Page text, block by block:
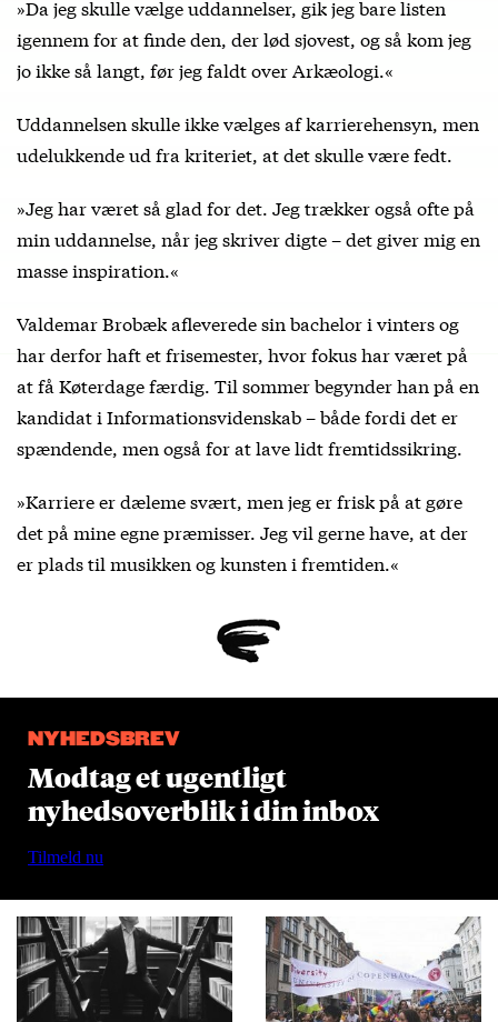
»Da jeg skulle vælge uddannelser, gik jeg bare listen
igennem for at finde den, der lød sjovest, og så kom jeg
jo ikke så langt, før jeg faldt over Arkæologi.«
Uddannelsen skulle ikke vælges af karrierehensyn, men
udelukkende ud fra kriteriet, at det skulle være fedt.
»Jeg har været så glad for det. Jeg trækker også ofte på
min uddannelse, når jeg skriver digte – det giver mig en
masse inspiration.«
Valdemar Brobæk afleverede sin bachelor i vinters og
har derfor haft et frisemester, hvor fokus har været på
at få Køterdage færdig. Til sommer begynder han på en
kandidat i Informationsvidenskab – både fordi det er
spændende, men også for at lave lidt fremtidssikring.
»Karriere er dæleme svært, men jeg er frisk på at gøre
det på mine egne præmisser. Jeg vil gerne have, at der
er plads til musikken og kunsten i fremtiden.«
NYHEDSBREV
Modtag et ugentligt
nyhedsoverblik i din inbox
Tilmeld nu